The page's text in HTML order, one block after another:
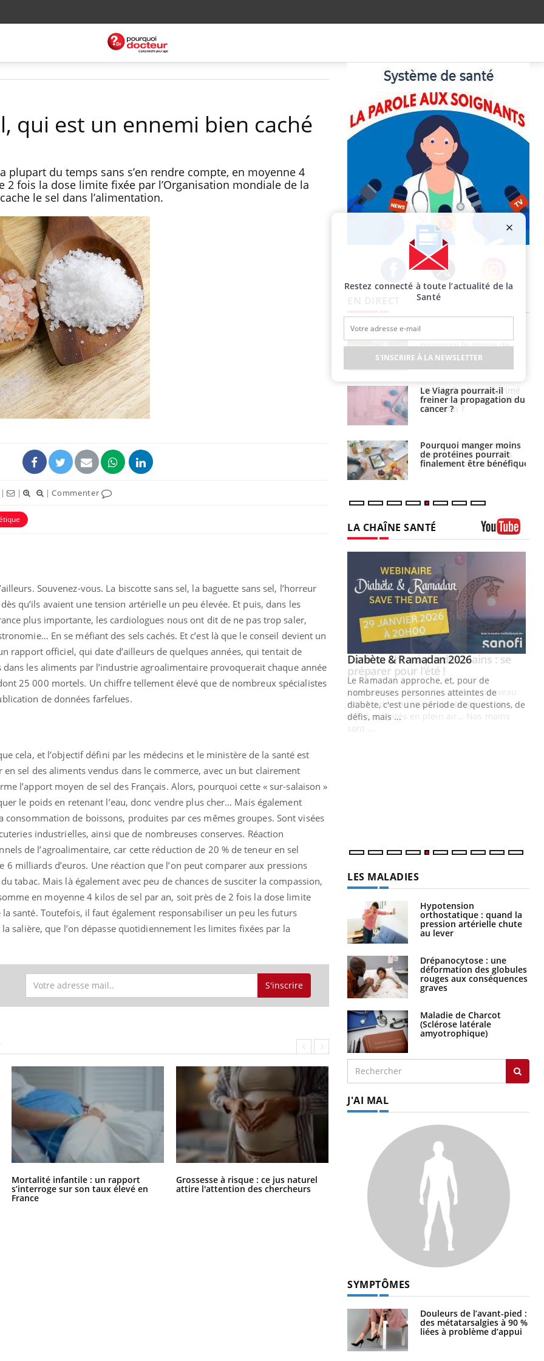
qui est un ennemi bien caché
plupart du temps sans s’en rendre compte, en moyenne 4
2 fois la dose limite fixée par l’Organisation mondiale de la
le sel dans l’alimentation.
| | |Commenter
Souvenez-vous. La biscotte sans sel, la baguette sans sel, l’horreur
qu’ils avaient une tension artérielle un peu élevée. Et puis, dans les
plus importante, les cardiologues nous ont dit de ne pas trop saler,
En se méfiant des sels cachés. Et c’est là que le conseil devient un
rapport officiel, qui date d’ailleurs de quelques années, qui tentait de
dans les aliments par l’industrie agroalimentaire provoquerait chaque année
25 000 mortels. Un chiffre tellement élevé que de nombreux spécialistes
de données farfelues.
cela, et l’objectif défini par les médecins et le ministère de la santé est
sel des aliments vendus dans le commerce, avec un but clairement
l’apport moyen de sel des Français. Alors, pourquoi cette « sur-salaison »
le poids en retenant l’eau, donc vendre plus cher… Mais également
de boissons, produites par ces mêmes groupes. Sont visées
industrielles, ainsi que de nombreuses conserves. Réaction
de l’agroalimentaire, car cette réduction de 20 % de teneur en sel
milliards d’euros. Une réaction que l’on peut comparer aux pressions
tabac. Mais là également avec peu de chances de susciter la compassion,
en moyenne 4 kilos de sel par an, soit près de 2 fois la dose limite
santé. Toutefois, il faut également responsabiliser un peu les futurs
la salière, que l’on dépasse quotidiennement les limites fixées par la
S'inscrire
Mortalité infantile : un rapport
s’interroge sur son taux élevé en
France
Grossesse à risque : ce jus naturel
attire l'attention des chercheurs
Comment oublier les écrans en
vacances ?
Facebook Twitter Instagram
Chikungunya, dengue,
West Nile : que se passe-
t-il dans le sud de la
France ?
Les médicaments GLP-1
protègent-ils aussi les os
?
change dans la prise en
charge des femmes
enceintes
pourquoi le risque de
noyade grimpe-t-il ?
Le Viagra pourrait-il
freiner la propagation du
cancer ?
Pourquoi manger moins
de protéines pourrait
finalement être bénéfique
LA CHAÎNE SANTÉ
& Charge mentale : et si on
en parler??Youtube
entourée d'idées reçues chez les
Youtube
Eczéma Chronique des Mains : se
préparer pour l’été !Youtube
L'été arrive… et avec lui, un tout nouveau
Youtube
Diabète & Ramadan 2026Youtube
Le Ramadan approche, et, pour de
nombreuses personnes atteintes de
diabète, c'est une période de questions, de
défis, mais ...
LES MALADIES
Hypotension
orthostatique : quand la
pression artérielle chute
au lever
Drépanocytose : une
déformation des globules
rouges aux conséquences
graves
Maladie de Charcot
(Sclérose latérale
amyotrophique)
J'AI MAL
SYMPTÔMES
Douleurs de l’avant-pied :
des métatarsalgies à 90 %
liées à problème d’appui
Restez connecté à toute l’actualité de la
Santé
S'INSCRIRE À LA NEWSLETTER